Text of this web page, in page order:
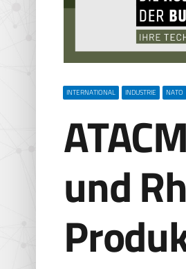
INTERNATIONAL INDUSTRIE NATO
und